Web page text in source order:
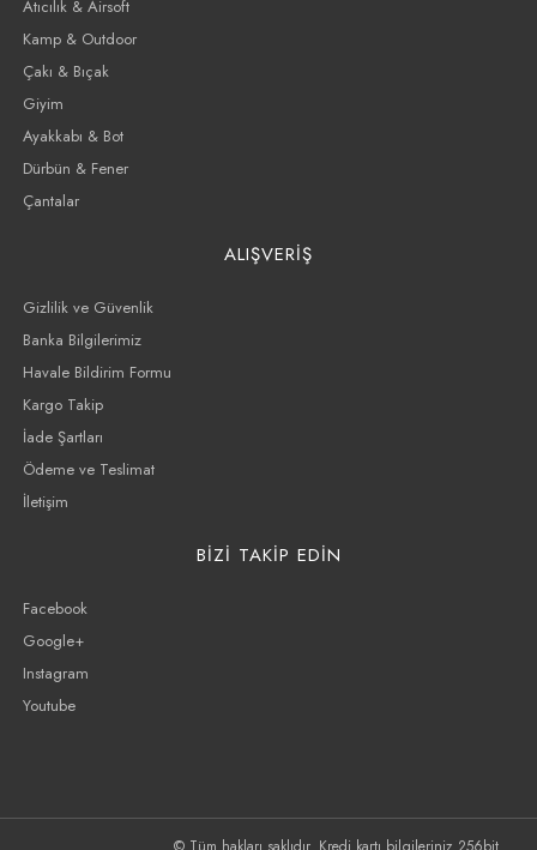
Atıcılık & Airsoft
Kamp & Outdoor
Çakı & Bıçak
Giyim
Ayakkabı & Bot
Dürbün & Fener
Çantalar
ALIŞVERİŞ
Gizlilik ve Güvenlik
Banka Bilgilerimiz
Havale Bildirim Formu
Kargo Takip
İade Şartları
Ödeme ve Teslimat
İletişim
BİZİ TAKİP EDİN
Facebook
Google+
Instagram
Youtube